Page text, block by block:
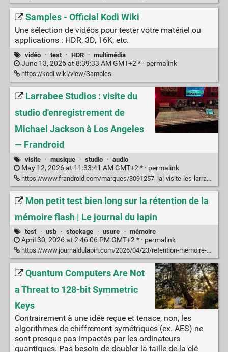
Samples - Official Kodi Wiki
Une sélection de vidéos pour tester votre matériel ou
applications : HDR, 3D, 16K, etc.
vidéo · test · HDR · multimédia
June 13, 2026 at 8:39:33 AM GMT+2 * · permalink
https://kodi.wiki/view/Samples
Larrabee Studios : visite du
studio d'enregistrement de
Michael Jackson à Los Angeles
— Frandroid
visite · musique · studio · audio
May 12, 2026 at 11:33:41 AM GMT+2 * · permalink
https://www.frandroid.com/marques/3091257_jai-visite-les-larrabee-studios-la-ou-michael-jackson-a-enregistre-dangerous
Mon petit test bien long sur la rétention de la
mémoire flash | Le journal du lapin
test · usb · stockage · usure · mémoire
April 30, 2026 at 2:46:06 PM GMT+2 * · permalink
https://www.journaldulapin.com/2026/04/23/retention-memoire-flash/
Quantum Computers Are Not
a Threat to 128-bit Symmetric
Keys
Contrairement à une idée reçue et tenace, non, les
algorithmes de chiffrement symétriques (ex. AES) ne
sont presque pas impactés par les ordinateurs
quantiques. Pas besoin de doubler la taille de la clé